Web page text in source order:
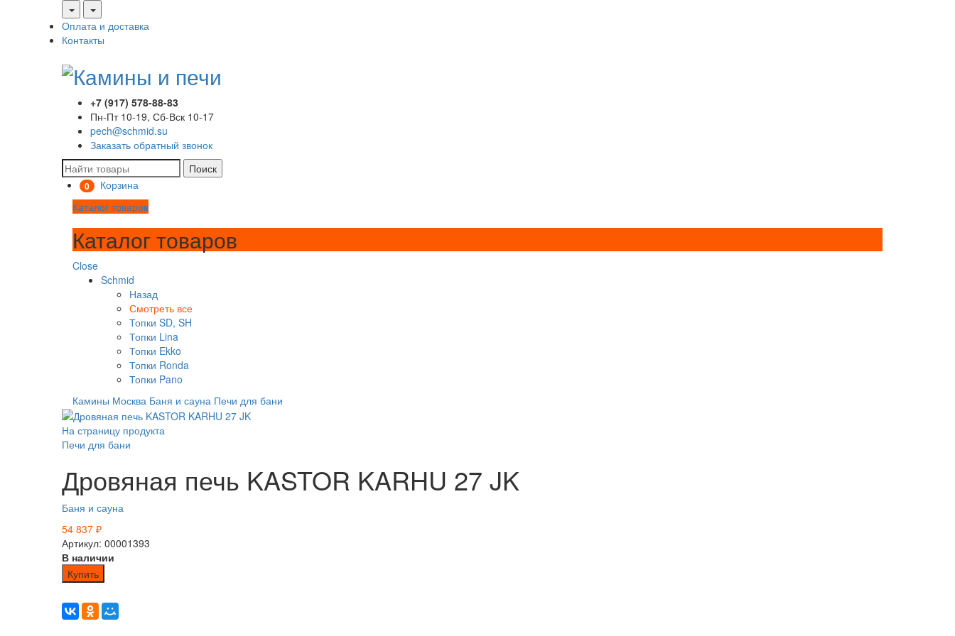
Оплата и доставка
Контакты
+7 (917) 578-88-83
Пн-Пт 10-19, Сб-Вск 10-17
pech@schmid.su
Заказать обратный звонок
Поиск
0
Корзина
Каталог товаров
Каталог товаров
Close
Schmid
Назад
Смотреть все
Топки SD, SH
Топки Lina
Топки Ekko
Топки Ronda
Топки Pano
Камины Москва Баня и сауна Печи для бани
На страницу продукта
Печи для бани
Дровяная печь KASTOR KARHU 27 JK
Баня и сауна
54 837 ₽
Артикул: 00001393
В наличии
Купить